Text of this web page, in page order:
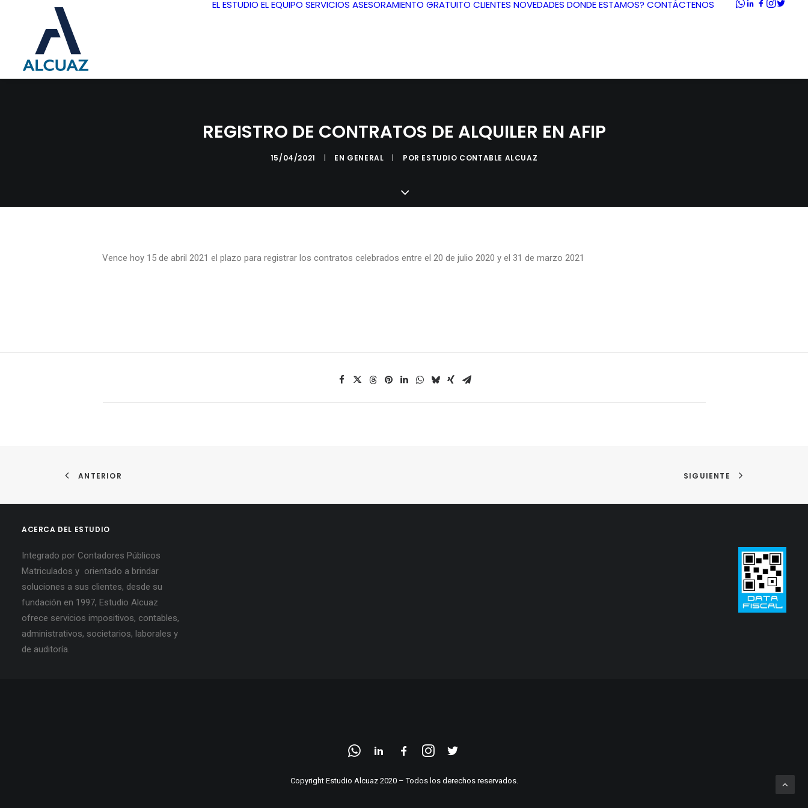
EL ESTUDIO EL EQUIPO SERVICIOS ASESORAMIENTO GRATUITO CLIENTES NOVEDADES DONDE ESTAMOS? CONTÁCTENOS
REGISTRO DE CONTRATOS DE ALQUILER EN AFIP
15/04/2021 | EN GENERAL | POR ESTUDIO CONTABLE ALCUAZ
Vence hoy 15 de abril 2021 el plazo para registrar los contratos celebrados entre el 20 de julio 2020 y el 31 de marzo 2021
ANTERIOR SIGUIENTE
ACERCA DEL ESTUDIO
Integrado por Contadores Públicos
Matriculados y orientado a brindar
soluciones a sus clientes, desde su
fundación en 1997, Estudio Alcuaz
ofrece servicios impositivos, contables,
administrativos, societarios, laborales y
de auditoría.
Copyright Estudio Alcuaz 2020 – Todos los derechos reservados.